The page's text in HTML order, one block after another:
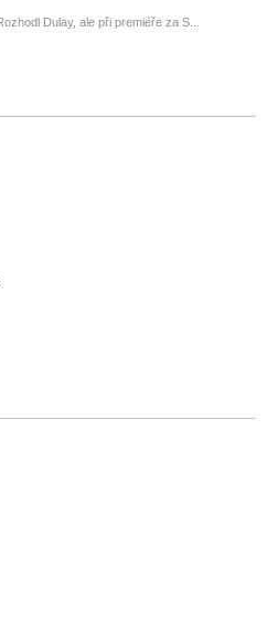
Dulay, ale při premiéře za S...